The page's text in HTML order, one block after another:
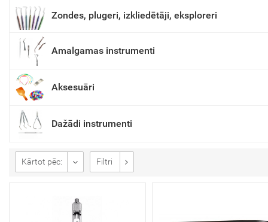
Zondes, plugeri, izkliedētāji, eksploreri
Amalgamas instrumenti
Aksesuāri
Dažādi instrumenti
Kārtot pēc: Filtri